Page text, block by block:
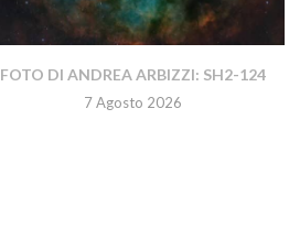
FOTO DI ANDREA ARBIZZI: SH2-124
7 Agosto 2026